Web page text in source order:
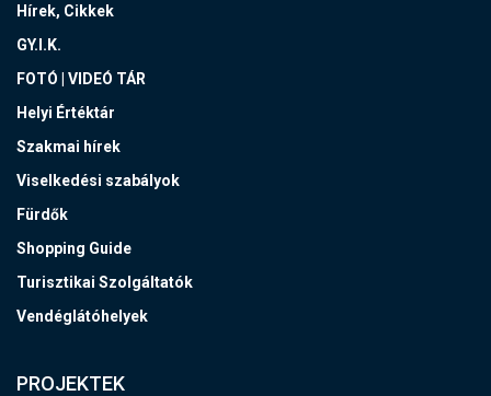
Hírek, Cikkek
GY.I.K.
FOTÓ | VIDEÓ TÁR
Helyi Értéktár
Szakmai hírek
Viselkedési szabályok
Fürdők
Shopping Guide
Turisztikai Szolgáltatók
Vendéglátóhelyek
PROJEKTEK